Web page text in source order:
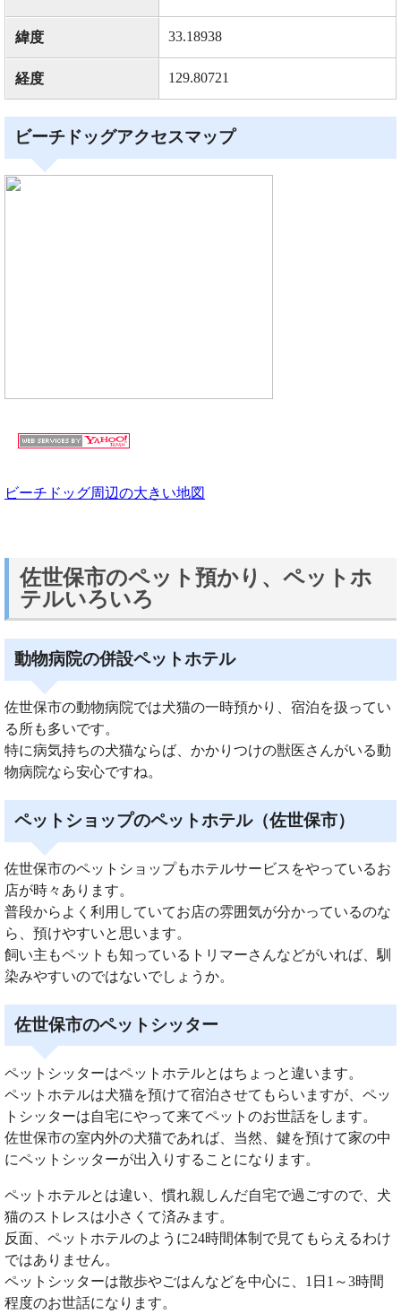
緯度 33.18938
経度 129.80721
ビーチドッグアクセスマップ
ビーチドッグ周辺の大きい地図
佐世保市のペット預かり、ペットホ
テルいろいろ
動物病院の併設ペットホテル
佐世保市の動物病院では犬猫の一時預かり、宿泊を扱ってい
る所も多いです。
特に病気持ちの犬猫ならば、かかりつけの獣医さんがいる動
物病院なら安心ですね。
ペットショップのペットホテル（佐世保市）
佐世保市のペットショップもホテルサービスをやっているお
店が時々あります。
普段からよく利用していてお店の雰囲気が分かっているのな
ら、預けやすいと思います。
飼い主もペットも知っているトリマーさんなどがいれば、馴
染みやすいのではないでしょうか。
佐世保市のペットシッター
ペットシッターはペットホテルとはちょっと違います。
ペットホテルは犬猫を預けて宿泊させてもらいますが、ペッ
トシッターは自宅にやって来てペットのお世話をします。
佐世保市の室内外の犬猫であれば、当然、鍵を預けて家の中
にペットシッターが出入りすることになります。
ペットホテルとは違い、慣れ親しんだ自宅で過ごすので、犬
猫のストレスは小さくて済みます。
反面、ペットホテルのように24時間体制で見てもらえるわけ
ではありません。
ペットシッターは散歩やごはんなどを中心に、1日1～3時間
程度のお世話になります。